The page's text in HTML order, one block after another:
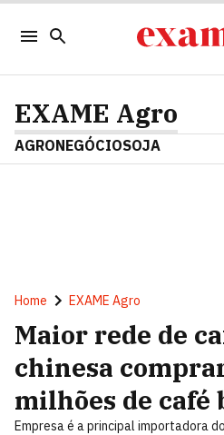
EXAME Agro
AGRONEGÓCIOSOJA
Home EXAME Agro
Maior rede de
chinesa
milhões de
Empresa é a principal importadora